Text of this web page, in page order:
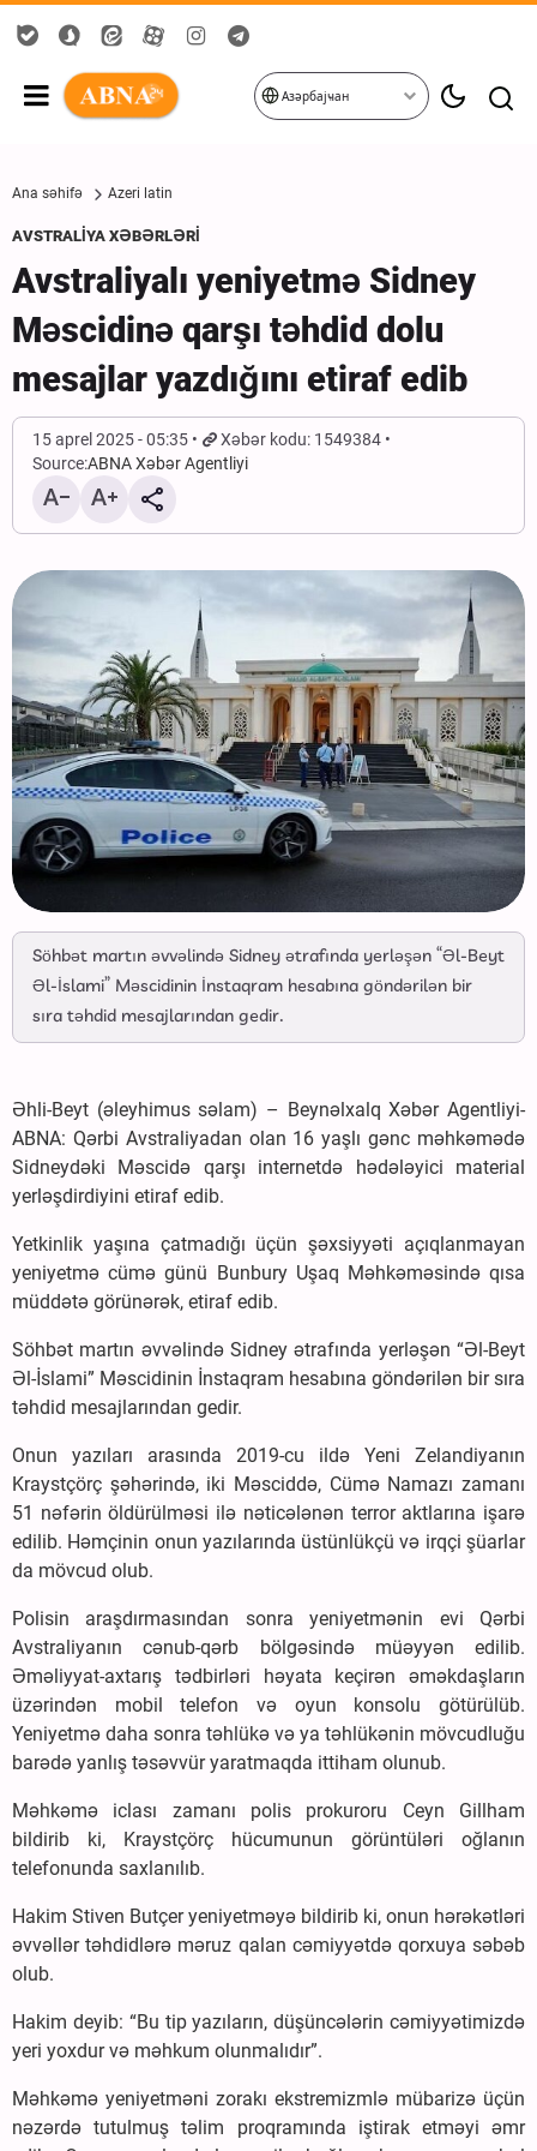
Азәрбајҹан
Ana səhifə Azeri latin
AVSTRALİYA XƏBƏRLƏRİ
Avstraliyalı yeniyetmə Sidney
Məscidinə qarşı təhdid dolu
mesajlar yazdığını etiraf edib
15 aprel 2025 - 05:35
Xəbər kodu: 1549384
Source:ABNA Xəbər Agentliyi
Söhbət martın əvvəlində Sidney ətrafında yerləşən “Əl-Beyt
Əl-İslami” Məscidinin İnstaqram hesabına göndərilən bir
sıra təhdid mesajlarından gedir.
Əhli-Beyt (əleyhimus səlam) – Beynəlxalq Xəbər Agentliyi-
ABNA: Qərbi Avstraliyadan olan 16 yaşlı gənc məhkəmədə
Sidneydəki Məscidə qarşı internetdə hədələyici material
yerləşdirdiyini etiraf edib.
Yetkinlik yaşına çatmadığı üçün şəxsiyyəti açıqlanmayan
yeniyetmə cümə günü Bunbury Uşaq Məhkəməsində qısa
müddətə görünərək, etiraf edib.
Söhbət martın əvvəlində Sidney ətrafında yerləşən “Əl-Beyt
Əl-İslami” Məscidinin İnstaqram hesabına göndərilən bir sıra
təhdid mesajlarından gedir.
Onun yazıları arasında 2019-cu ildə Yeni Zelandiyanın
Kraystçörç şəhərində, iki Məsciddə, Cümə Namazı zamanı
51 nəfərin öldürülməsi ilə nəticələnən terror aktlarına işarə
edilib. Həmçinin onun yazılarında üstünlükçü və irqçi şüarlar
da mövcud olub.
Polisin araşdırmasından sonra yeniyetmənin evi Qərbi
Avstraliyanın cənub-qərb bölgəsində müəyyən edilib.
Əməliyyat-axtarış tədbirləri həyata keçirən əməkdaşların
üzərindən mobil telefon və oyun konsolu götürülüb.
Yeniyetmə daha sonra təhlükə və ya təhlükənin mövcudluğu
barədə yanlış təsəvvür yaratmaqda ittiham olunub.
Məhkəmə iclası zamanı polis prokuroru Ceyn Gillham
bildirib ki, Kraystçörç hücumunun görüntüləri oğlanın
telefonunda saxlanılıb.
Hakim Stiven Butçer yeniyetməyə bildirib ki, onun hərəkətləri
əvvəllər təhdidlərə məruz qalan cəmiyyətdə qorxuya səbəb
olub.
Hakim deyib: “Bu tip yazıların, düşüncələrin cəmiyyətimizdə
yeri yoxdur və məhkum olunmalıdır”.
Məhkəmə yeniyetməni zorakı ekstremizmlə mübarizə üçün
nəzərdə tutulmuş təlim proqramında iştirak etməyi əmr